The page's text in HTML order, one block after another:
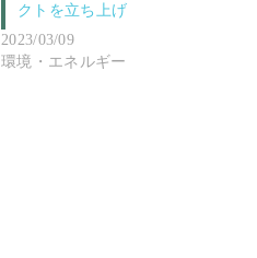
クトを立ち上げ
2023/03/09
環境・エネルギー